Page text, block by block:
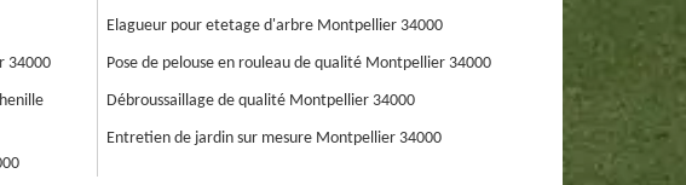
34000
Elagueur pour etetage d'arbre Montpellier 34000
Pose de pelouse en rouleau de qualité Montpellier 34000
Débroussaillage de qualité Montpellier 34000
Entretien de jardin sur mesure Montpellier 34000